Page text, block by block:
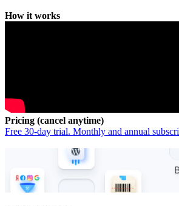
How it works
Pricing (cancel anytime)
Free 30-day trial. Monthly and annual